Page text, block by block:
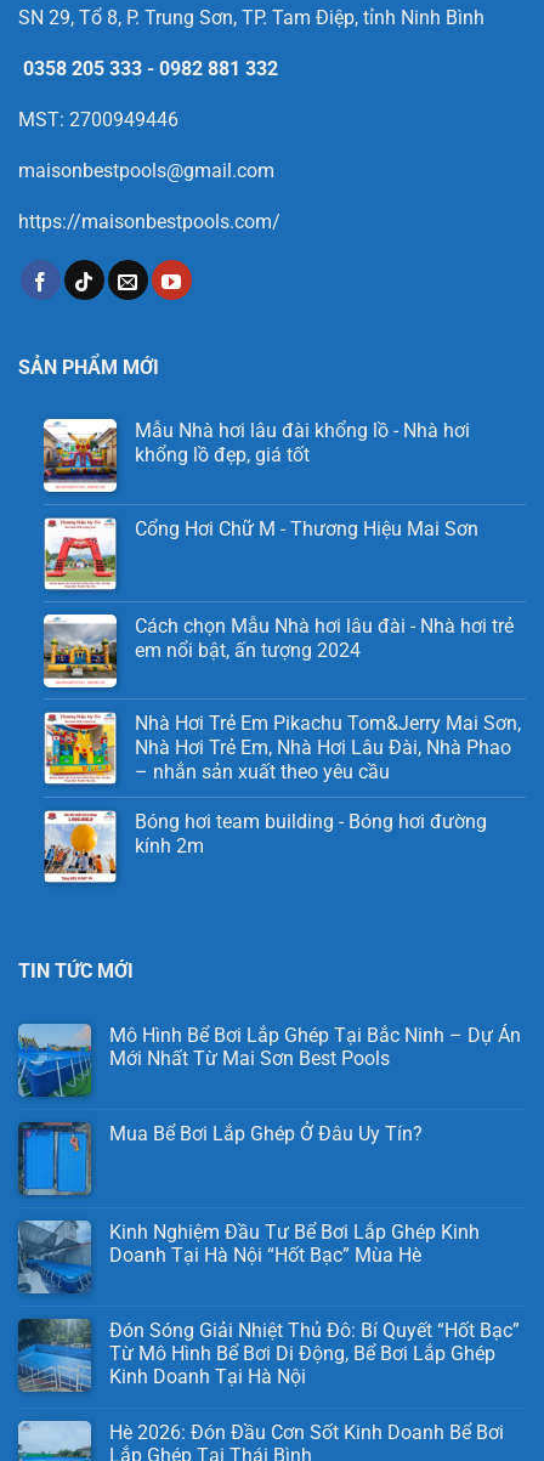
SN 29, Tổ 8, P. Trung Sơn, TP. Tam Điệp, tỉnh Ninh Bình
0358 205 333 - 0982 881 332
MST: 2700949446
maisonbestpools@gmail.com
https://maisonbestpools.com/
SẢN PHẨM MỚI
Mẫu Nhà hơi lâu đài khổng lồ - Nhà hơi
khổng lồ đẹp, giá tốt
Cổng Hơi Chữ M - Thương Hiệu Mai Sơn
Cách chọn Mẫu Nhà hơi lâu đài - Nhà hơi trẻ
em nổi bật, ấn tượng 2024
Nhà Hơi Trẻ Em Pikachu Tom&Jerry Mai Sơn,
Nhà Hơi Trẻ Em, Nhà Hơi Lâu Đài, Nhà Phao
– nhắn sản xuất theo yêu cầu
Bóng hơi team building - Bóng hơi đường
kính 2m
TIN TỨC MỚI
Mô Hình Bể Bơi Lắp Ghép Tại Bắc Ninh – Dự Án
Mới Nhất Từ Mai Sơn Best Pools
Mua Bể Bơi Lắp Ghép Ở Đâu Uy Tín?
Kinh Nghiệm Đầu Tư Bể Bơi Lắp Ghép Kinh
Doanh Tại Hà Nội “Hốt Bạc” Mùa Hè
Đón Sóng Giải Nhiệt Thủ Đô: Bí Quyết “Hốt Bạc”
Từ Mô Hình Bể Bơi Di Động, Bể Bơi Lắp Ghép
Kinh Doanh Tại Hà Nội
Hè 2026: Đón Đầu Cơn Sốt Kinh Doanh Bể Bơi
Lắp Ghép Tại Thái Bình